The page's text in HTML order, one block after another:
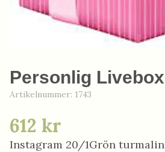
Personlig
Artikelnummer: 1743
612 kr
Instagram 20/1Grön turmalin